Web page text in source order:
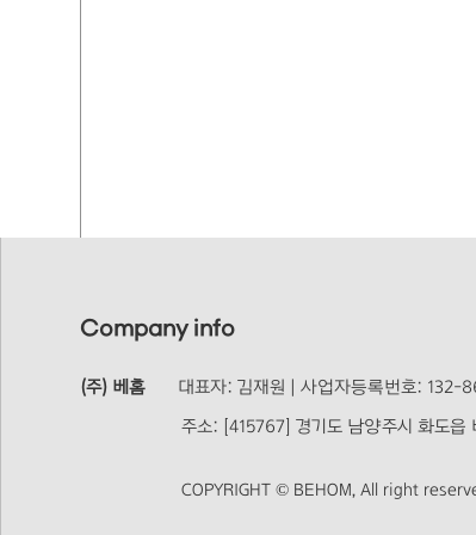
Company info
(주) 베홈 대표자: 김재원 | 사업자등록번호: 132-
주소: [415767] 경기도 남양주시 화도
COPYRIGHT © BEHOM, All right